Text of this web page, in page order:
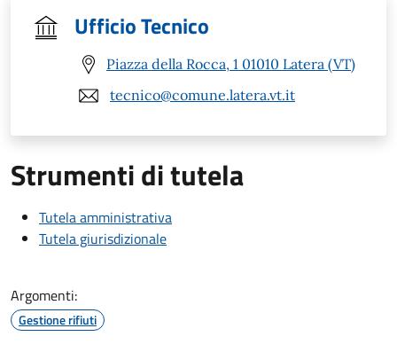
Ufficio Tecnico
Piazza della Rocca, 1 01010 Latera (VT)
tecnico@comune.latera.vt.it
Strumenti di tutela
Tutela amministrativa
Tutela giurisdizionale
Argomenti:
Gestione rifiuti